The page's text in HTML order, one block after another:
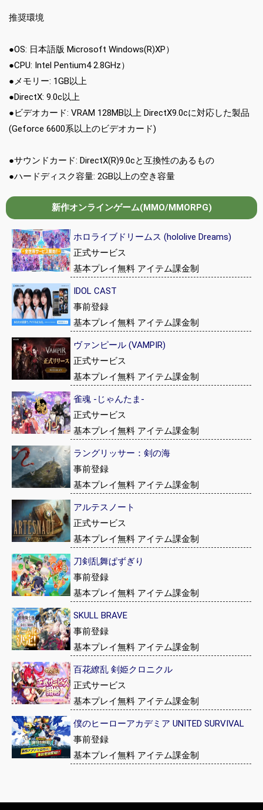
推奨環境
●OS: 日本語版 Microsoft Windows(R)XP）
●CPU: Intel Pentium4 2.8GHz）
●メモリー: 1GB以上
●DirectX: 9.0c以上
●ビデオカード: VRAM 128MB以上 DirectX9.0cに対応した製品
(Geforce 6600系以上のビデオカード)
●サウンドカード: DirectX(R)9.0cと互換性のあるもの
●ハードディスク容量: 2GB以上の空き容量
新作オンラインゲーム(MMO/MMORPG)
ホロライブドリームス (hololive Dreams)
正式サービス
基本プレイ無料 アイテム課金制
IDOL CAST
事前登録
基本プレイ無料 アイテム課金制
ヴァンピール (VAMPIR)
正式サービス
基本プレイ無料 アイテム課金制
雀魂 -じゃんたま-
正式サービス
基本プレイ無料 アイテム課金制
ラングリッサー：剣の海
事前登録
基本プレイ無料 アイテム課金制
アルテスノート
正式サービス
基本プレイ無料 アイテム課金制
刀剣乱舞ぱずぎり
事前登録
基本プレイ無料 アイテム課金制
SKULL BRAVE
事前登録
基本プレイ無料 アイテム課金制
百花繚乱 剣姫クロニクル
正式サービス
基本プレイ無料 アイテム課金制
僕のヒーローアカデミア UNITED SURVIVAL
事前登録
基本プレイ無料 アイテム課金制